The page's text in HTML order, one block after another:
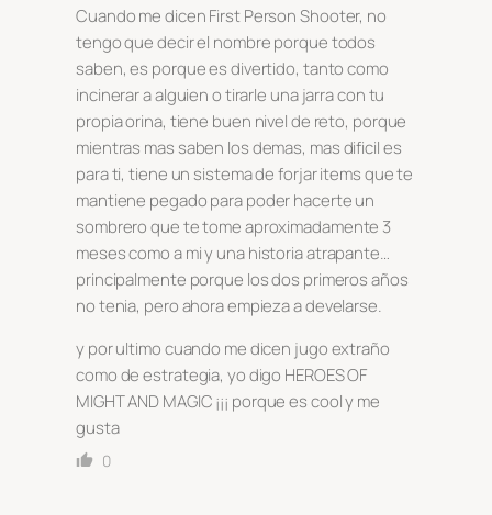
Cuando me dicen First Person Shooter, no
tengo que decir el nombre porque todos
saben, es porque es divertido, tanto como
incinerar a alguien o tirarle una jarra con tu
propia orina, tiene buen nivel de reto, porque
mientras mas saben los demas, mas dificil es
para ti, tiene un sistema de forjar items que te
mantiene pegado para poder hacerte un
sombrero que te tome aproximadamente 3
meses como a mi y una historia atrapante…
principalmente porque los dos primeros años
no tenia, pero ahora empieza a develarse.
y por ultimo cuando me dicen jugo extraño
como de estrategia, yo digo HEROES OF
MIGHT AND MAGIC ¡¡¡ porque es cool y me
gusta
0